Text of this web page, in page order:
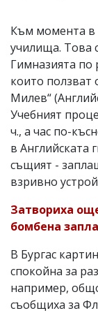
Към момента в
училища. Това
Гимназията по
които ползват
Милев“
Учебният
ч., а час по-
в Английската
същият -
взривно
Затвориха
бомбена
В Бургас
спокойна за
например,
съобщиха за